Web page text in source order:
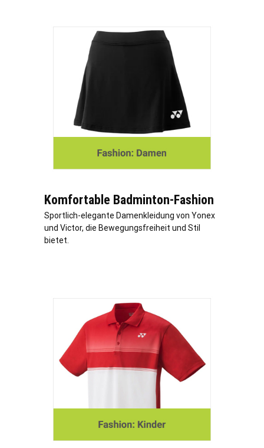
Komfortable Badminton-Fashion
Sportlich-elegante Damenkleidung von Yonex
und Victor, die Bewegungsfreiheit und Stil
bietet.